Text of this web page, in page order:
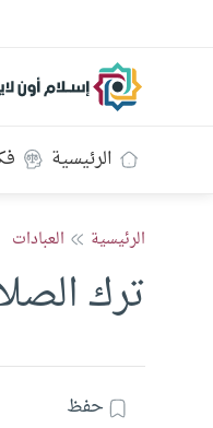
إسلام أون
الرئيسية
الرئيسية العبادات
ترك
حفظ